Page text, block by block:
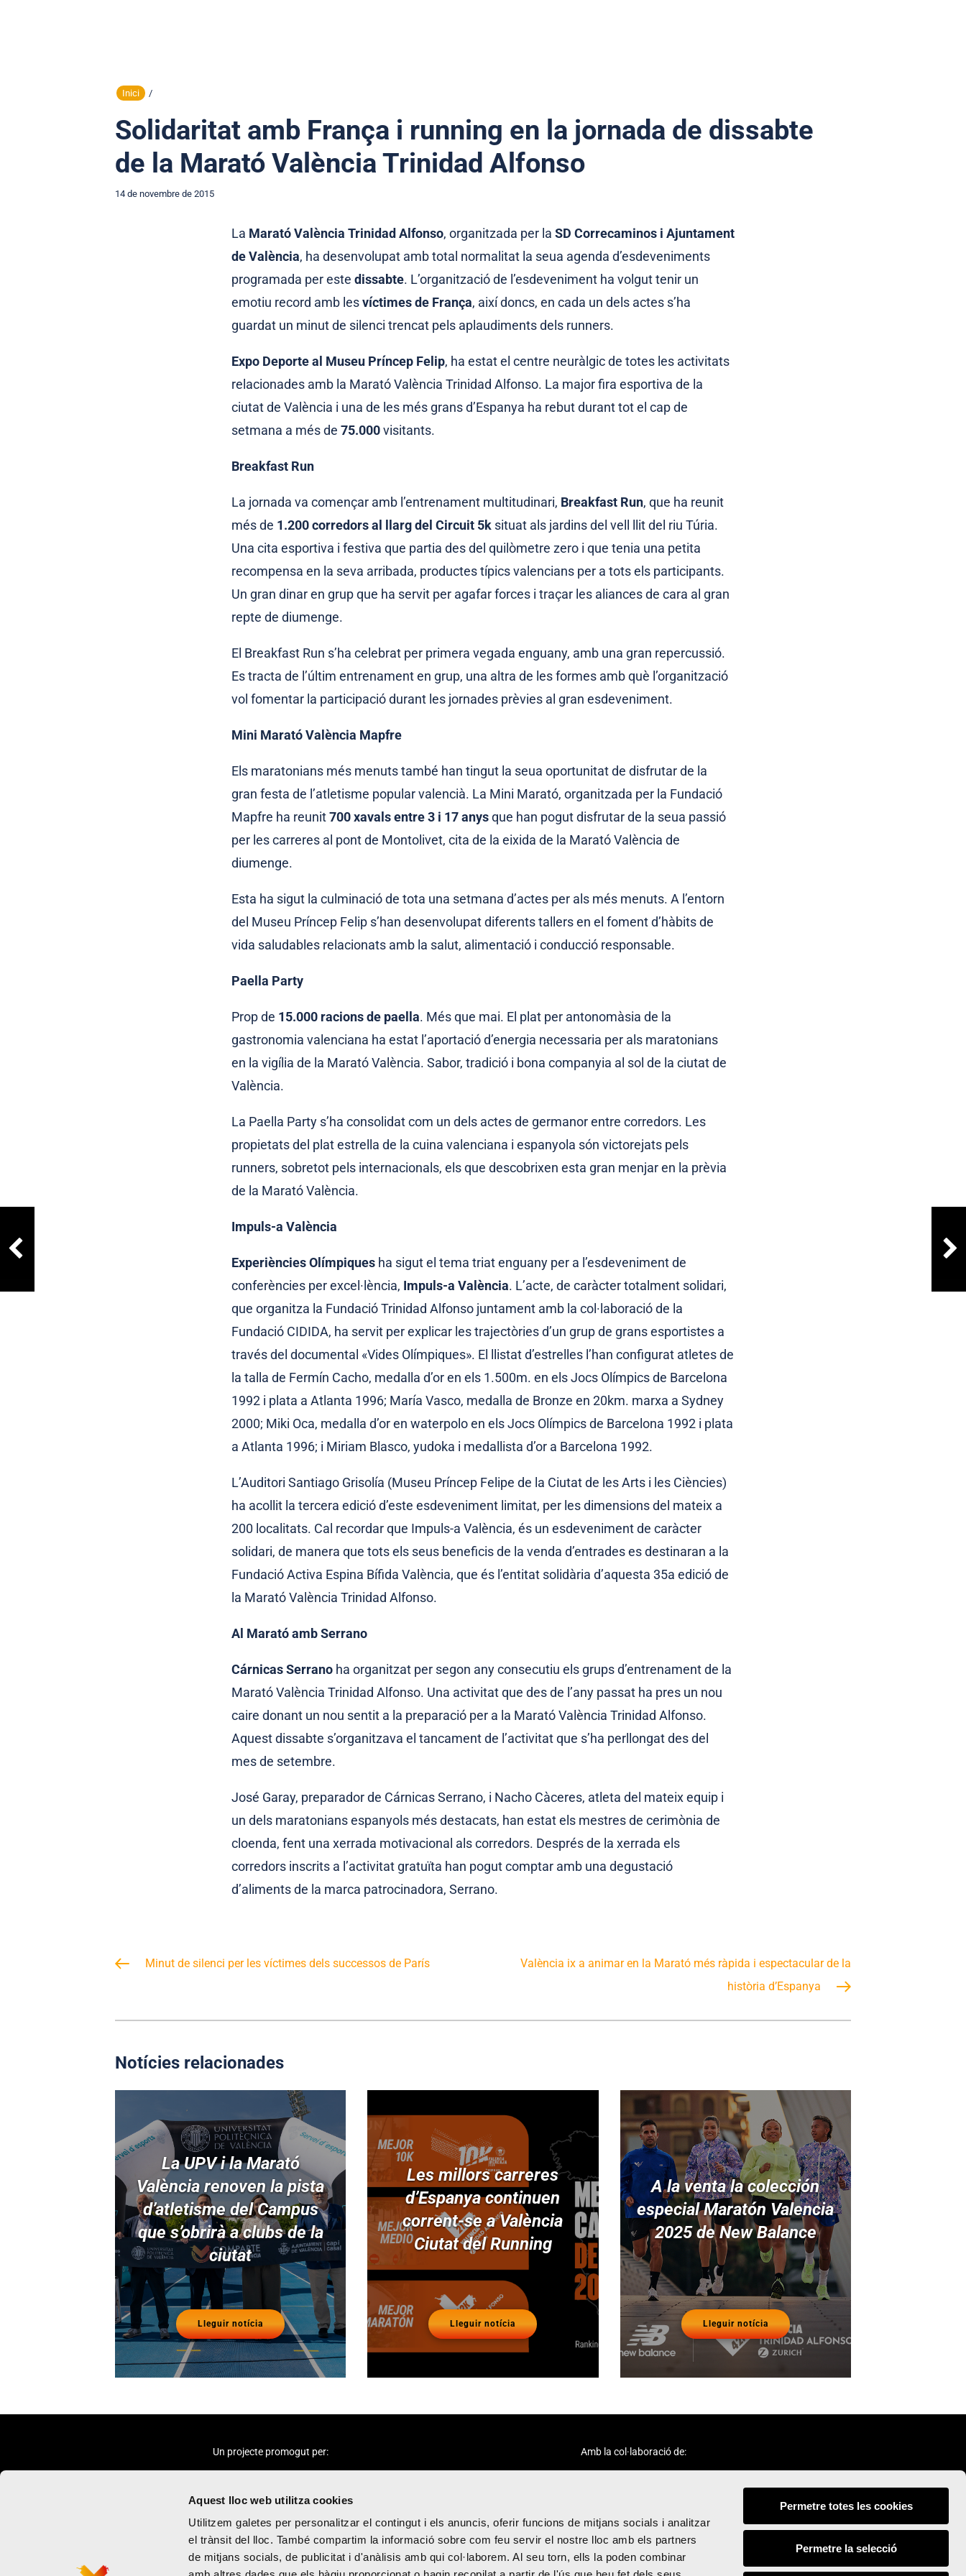
Aquest lloc web utilitza cookies
Utilitzem galetes per personalitzar el contingut i els anuncis, oferir funcions de mitjans socials i analitzar
el trànsit del lloc. També compartim la informació sobre com feu servir el nostre lloc amb els partners
de mitjans socials, de publicitat i d'anàlisis amb qui col·laborem. Al seu torn, ells la poden combinar
Permetre totes les cookies
Permetre la selecció
Inici /
Solidaritat amb França i running en la jornada de dissabte
de la Marató València Trinidad Alfonso
14 de novembre de 2015
La Marató València Trinidad Alfonso, organitzada per la SD Correcaminos i Ajuntament
de València, ha desenvolupat amb total normalitat la seua agenda d’esdeveniments
programada per este dissabte. L’organització de l’esdeveniment ha volgut tenir un
emotiu record amb lesvíctimes de França, així doncs, en cada un dels actes s’ha
guardat un minut de silenci trencat pels aplaudiments dels runners.
Expo Deporte al Museu Príncep Felip, ha estat el centre neuràlgic de totes les activitats
relacionades amb la Marató València Trinidad Alfonso. La major fira esportiva de la
ciutat de València i una de les més grans d’Espanya ha rebut durant tot el cap de
setmana a més de 75.000visitants.
Breakfast Run
La jornada va començar amb l’entrenament multitudinari, Breakfast Run, que ha reunit
més de 1.200 corredors al llarg del Circuit 5k situat als jardins del vell llit del riu Túria.
Una cita esportiva i festiva que partia des del quilòmetre zero i que tenia una petita
recompensa en la seva arribada, productes típics valencians per a tots els participants.
Un gran dinar en grup que ha servit per agafar forces i traçar les aliances de cara al gran
repte de diumenge.
El Breakfast Run s’ha celebrat per primera vegada enguany, amb una gran repercussió.
Es tracta de l’últim entrenament en grup, una altra de les formes amb què l’organització
vol fomentar la participació durant les jornades prèvies al gran esdeveniment.
Mini Marató València Mapfre
Els maratonians més menuts també han tingut la seua oportunitat de disfrutar de la
gran festa de l’atletisme popular valencià. La Mini Marató, organitzada per la Fundació
Mapfre ha reunit700 xavals entre 3 i 17 anysque han pogut disfrutar de la seua passió
per les carreres al pont de Montolivet, cita de la eixida de la Marató València de
diumenge.
Esta ha sigut la culminació de tota una setmana d’actes per als més menuts. A l’entorn
del Museu Príncep Felip s’han desenvolupat diferents tallers en el foment d’hàbits de
vida saludables relacionats amb la salut, alimentació i conducció responsable.
Paella Party
Prop de 15.000 racions de paella. Més que mai. El plat per antonomàsia de la
gastronomia valenciana ha estat l’aportació d’energia necessaria per als maratonians
en la vigília de la Marató València. Sabor, tradició i bona companyia al sol de la ciutat de
València.
La Paella Party s’ha consolidat com un dels actes de germanor entre corredors. Les
propietats del plat estrella de la cuina valenciana i espanyola són victorejats pels
runners, sobretot pels internacionals, els que descobrixen esta gran menjar en la prèvia
de la Marató València.
Impuls-a València
Experiències Olímpiques ha sigut el tema triat enguany per a l’esdeveniment de
conferències per excel·lència, Impuls-a València. L’acte, de caràcter totalment solidari,
que organitza la Fundació Trinidad Alfonso juntament amb la col·laboració de la
Fundació CIDIDA, ha servit per explicar les trajectòries d’un grup de grans esportistes a
través del documental «Vides Olímpiques». El llistat d’estrelles l’han configurat atletes de
la talla de Fermín Cacho, medalla d’or en els 1.500m. en els Jocs Olímpics de Barcelona
1992 i plata a Atlanta 1996; María Vasco, medalla de Bronze en 20km. marxa a Sydney
2000; Miki Oca, medalla d’or en waterpolo en els Jocs Olímpics de Barcelona 1992 i plata
a Atlanta 1996; i Miriam Blasco, yudoka i medallista d’or a Barcelona 1992.
L’Auditori Santiago Grisolía (Museu Príncep Felipe de la Ciutat de les Arts i les Ciències)
ha acollit la tercera edició d’este esdeveniment limitat, per les dimensions del mateix a
200 localitats. Cal recordar que Impuls-a València, és un esdeveniment de caràcter
solidari, de manera que tots els seus beneficis de la venda d’entrades es destinaran a la
Fundació Activa Espina Bífida València, que és l’entitat solidària d’aquesta 35a edició de
la Marató València Trinidad Alfonso.
Al Marató amb Serrano
Cárnicas Serrano ha organitzat per segon any consecutiu els grups d’entrenament de la
Marató València Trinidad Alfonso. Una activitat que des de l’any passat ha pres un nou
caire donant un nou sentit a la preparació per a la Marató València Trinidad Alfonso.
Aquest dissabte s’organitzava el tancament de l’activitat que s’ha perllongat des del
mes de setembre.
José Garay, preparador de Cárnicas Serrano, i Nacho Càceres, atleta del mateix equip i
un dels maratonians espanyols més destacats, han estat els mestres de cerimònia de
cloenda, fent una xerrada motivacional als corredors. Després de la xerrada els
corredors inscrits a l’activitat gratuïta han pogut comptar amb una degustació
d’aliments de la marca patrocinadora, Serrano.
Minut de silenci per les víctimes dels successos de París
València ix a animar en la Marató més ràpida i espectacular de la
història d’Espanya
Notícies relacionades
La UPV i la Marató
València renoven la pista
d’atletisme del Campus
que s’obrirà a clubs de la
ciutat
Lleguir notícia
Les millors carreres
d’Espanya continuen
corrent-se a València
Ciutat del Running
Lleguir notícia
A la venta la colección
especial Maratón Valencia
2025 de New Balance
Lleguir notícia
Un projecte promogut per: Amb la col·laboració de:
Política de privacitat